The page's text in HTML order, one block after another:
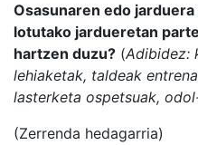
Osasunaren edo
lotutako jardueretan
hartzen duzu? (Adibidez:
lehiaketak, taldeak
lasterketa ospetsuak,
(Zerrenda hedagarria)